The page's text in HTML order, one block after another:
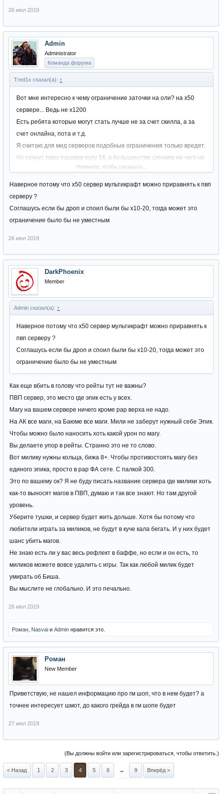
26 июл 2019
Admin
Administrator
Команда форума
Tred1x сказал(а): ↑
Вот мне интересно к чему ограничение заточки на оли? на х50
сервере... Ведь не х1200
Есть ребята которые могут стать лучше не за счет скилла, а за
счет онлайна, пота и т.д.
Я считаю для мид серверов подобные ограничения только вредят.
Ну точнут пару пациков пуху 16, в большинстве случаев не чего не
даст конкретно им, а даже если они и возьмут хиро за счет
оверэнчанта.. таких будет по пальцам посчитать..
Как же те моменты когда, ты обыгрываешь на оли за счет своего
скила, чела у которого бустяки вагон, разве это не подогревает
интерес к ОЛИ?
и делов то...
Нажмите, чтобы раскрыть...
Наверное потому что х50 сервер мультикрафт можно приравнять к пвп
серверу ?
Соглашусь если бы дроп и споил были бы х10-20, тогда может это
ограничение было бы не уместным
26 июл 2019
DarkPhoenix
Member
Admin сказал(а): ↑
Наверное потому что х50 сервер мультикрафт можно приравнять к
пвп серверу ?
Соглашусь если бы дроп и споил были бы х10-20, тогда может это
ограничение было бы не уместным
Как еще вбить в голову что рейты тут не важны?
ПВП сервер, это место где эпик есть у всех.
Магу на вашем сервере ничего кроме рар верха не надо.
На АК все маги, на Баюме все маги. Мили не заберут нужный себе Эпик.
Чтобы можно было наносить хоть какой урон по магу.
Вы делаете упор в рейты. Странно это не то слово.
Вот милику нужны кольца, бижа 8+. Чтобы противостоять магу без
единого эпика, просто в рар ФА сете. С палкой 300.
Это по вашему ок? Я не буду писать название сервера где милики хоть
как-то выносят магов в ПВП, думаю и так все знают. Но там другой
уровень.
Уберите тушки, и сервер будет жить дольше. Хотя бы потому что
любители играть за миликов, не будут в куче кала бегать. И у них будет
шанс убить магов.
Не знаю есть ли у вас весь рефлект в баффе, но если и он есть, то
миликов можете вовсе удалить с игры. Так как любой милик будет
умирать об Биша.
Вы мыслите не глобально. И это печально.
26 июл 2019
Роман Nasvai и Admin нравится это.
Роман
New Member
Приветствую, не нашел информацию про гм шоп, что в нем будет? а
точнее интересует шмот, до какого грейда в гм шопе будет
27 июл 2019
(Вы должны войти или зарегистрироваться, чтобы ответить.)
< Назад 1 2 3 4 5 6 → 9 Вперёд >